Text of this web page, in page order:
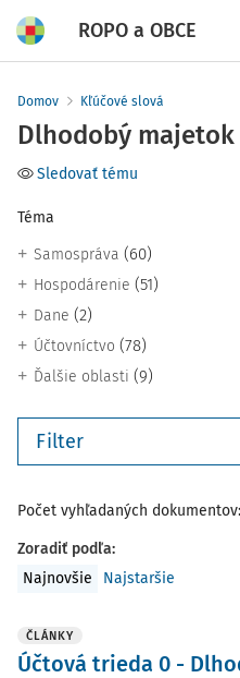
ROPO a OBCE
Domov Kľúčové slová
Dlhodobý majetok
Sledovať tému
Téma
Samospráva (60)
Hospodárenie (51)
Dane (2)
Účtovníctvo (78)
Ďalšie oblasti (9)
Filter
Počet vyhľadaných dokumentov:
Zoradiť podľa:
Najnovšie
Najstaršie
ČLÁNKY
Účtová trieda 0 -